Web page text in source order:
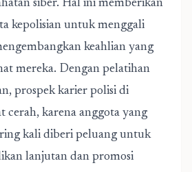
siber. Hal ini memberikan
kepolisian untuk menggali
keahlian yang
mereka. Dengan pelatihan
prospek karier polisi di
cerah, karena anggota yang
kali diberi peluang untuk
lanjutan dan promosi